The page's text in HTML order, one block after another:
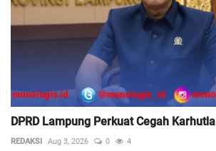
DPRD Lampung Perkuat Cegah Karhutla
REDAKSI Aug 3, 2026 0 4